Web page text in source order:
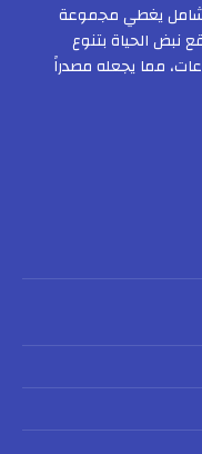
شامل يغطي مجموعة
نبض الحياة بتنوع
مما يجعله مصدراً